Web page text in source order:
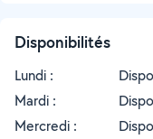
Disponibilités
Lundi :
Mardi :
Mercredi :